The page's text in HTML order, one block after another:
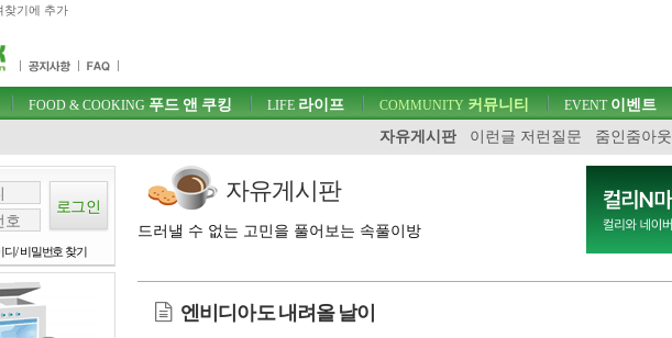
찾기에 추가
FOOD & COOKING 푸드 앤 쿠킹 LIFE 라이프 COMMUNITY 커뮤니티
자유게시판
이런글 저런질문 줌인줌아웃
EVENT이벤트
디/ 비밀번호 찾기
자유게시판
드러낼 수 없는 고민을 풀어보는 속풀이방
엔비디아도 내려올 날이